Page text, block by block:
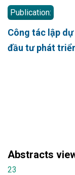
Publication:
Công tác lập
đầu tư phát
Abstracts
23